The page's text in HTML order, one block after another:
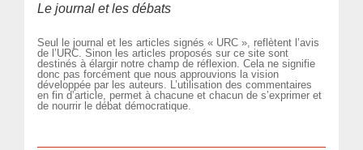
Le journal et les débats
Seul le journal et les articles signés « URC », reflètent l’avis
de l’URC. Sinon les articles proposés sur ce site sont
destinés à élargir notre champ de réflexion. Cela ne signifie
donc pas forcément que nous approuvions la vision
développée par les auteurs. L’utilisation des commentaires
en fin d’article, permet à chacune et chacun de s’exprimer et
de nourrir le débat démocratique.